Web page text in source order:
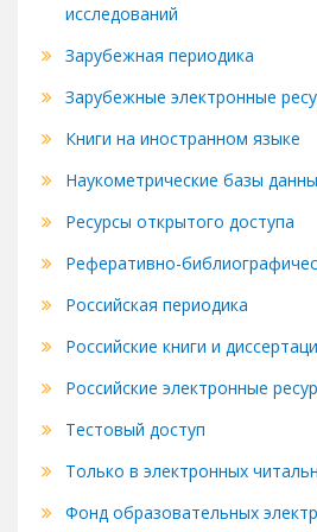
исследований
Зарубежная периодика
Зарубежные электронные
Книги на иностранном языке
Наукометрические базы
Ресурсы открытого доступа
Реферативно-
Российская периодика
Российские книги и
Российские электронные
Тестовый доступ
Только в электронных
Фонд образовательных